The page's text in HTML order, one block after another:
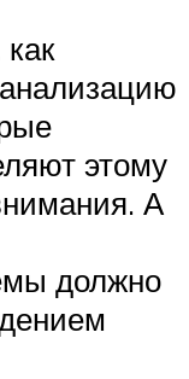
этому
А
должно